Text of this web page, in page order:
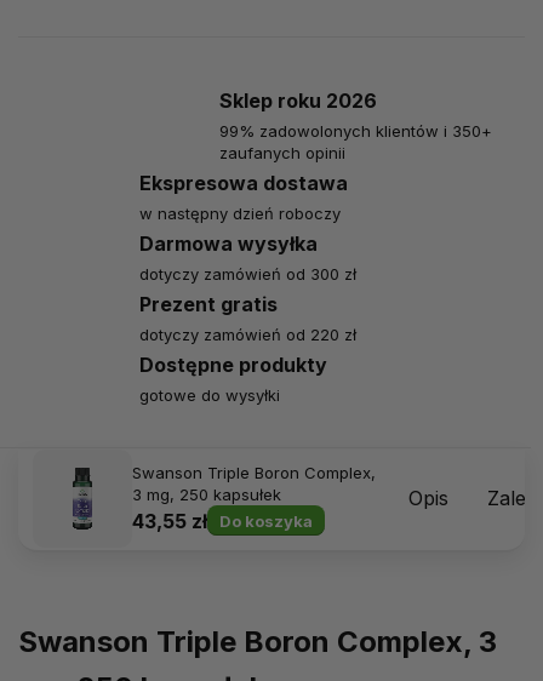
Ekspresowa dostawa
w następny dzień roboczy
Darmowa wysyłka
dotyczy zamówień od 300 zł
Prezent gratis
dotyczy zamówień od 220 zł
Dostępne produkty
gotowe do wysyłki
Sklep roku 2026
99% zadowolonych klientów i 350+
zaufanych opinii
Swanson Triple Boron Complex,
3 mg, 250 kapsułek
43,55 zł Do koszyka
Opis
Swanson Triple Boron Complex, 3